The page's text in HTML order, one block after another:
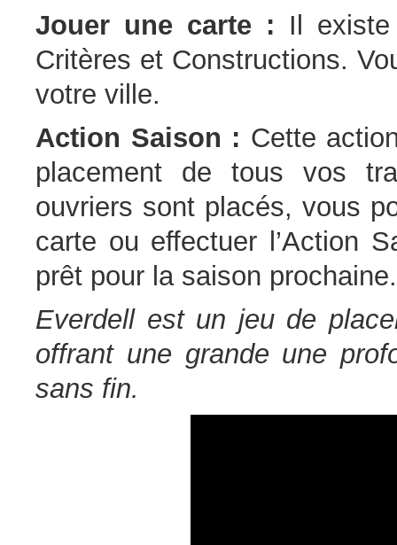
Jouer une carte : Il
Critères et Constructions.
votre ville.
Action Saison : Cette
placement de tous vos
ouvriers sont placés, vous
carte ou effectuer l’Action
prêt pour la saison prochaine.
Everdell est un jeu de
offrant une grande une
sans fin.